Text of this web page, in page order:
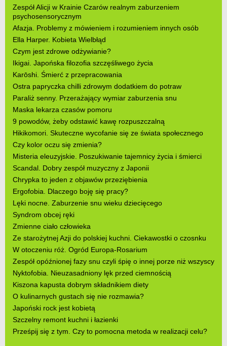
Zespół Alicji w Krainie Czarów realnym zaburzeniem
psychosensorycznym
Afazja. Problemy z mówieniem i rozumieniem innych osób
Ella Harper. Kobieta Wielbłąd
Czym jest zdrowe odżywianie?
Ikigai. Japońska filozofia szczęśliwego życia
Karōshi. Śmierć z przepracowania
Ostra papryczka chilli zdrowym dodatkiem do potraw
Paraliż senny. Przerażający wymiar zaburzenia snu
Maska lekarza czasów pomoru
9 powodów, żeby odstawić kawę rozpuszczalną
Hikikomori. Skuteczne wycofanie się ze świata społecznego
Czy kolor oczu się zmienia?
Misteria eleuzyjskie. Poszukiwanie tajemnicy życia i śmierci
Scandal. Dobry zespół muzyczny z Japonii
Chrypka to jeden z objawów przeziębienia
Ergofobia. Dlaczego boję się pracy?
Lęki nocne. Zaburzenie snu wieku dziecięcego
Syndrom obcej ręki
Zmienne ciało człowieka
Ze starożytnej Azji do polskiej kuchni. Ciekawostki o czosnku
W otoczeniu róż. Ogród Europa-Rosarium
Zespół opóźnionej fazy snu czyli śpię o innej porze niż wszyscy
Nyktofobia. Nieuzasadniony lęk przed ciemnością
Kiszona kapusta dobrym składnikiem diety
O kulinarnych gustach się nie rozmawia?
Japoński rock jest kobietą
Szczelny remont kuchni i łazienki
Prześpij się z tym. Czy to pomocna metoda w realizacji celu?